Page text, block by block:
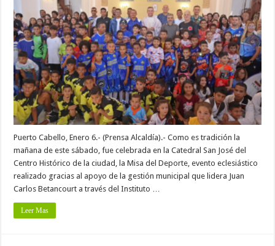
Puerto Cabello, Enero 6.- (Prensa Alcaldía).- Como es tradición la
mañana de este sábado, fue celebrada en la Catedral San José del
Centro Histórico de la ciudad, la Misa del Deporte, evento eclesiástico
realizado gracias al apoyo de la gestión municipal que lidera Juan
Carlos Betancourt a través del Instituto …
Leer Mas